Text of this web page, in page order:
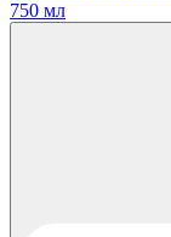
750 мл